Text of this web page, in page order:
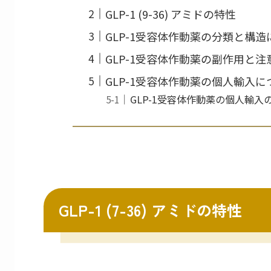
GLP-1 (9-36) アミドの特性
GLP-1受容体作動薬の分類と構造
GLP-1受容体作動薬の副作用と注
GLP-1受容体作動薬の個人輸入に
GLP-1受容体作動薬の個人輸入
GLP-1 (7-36) アミドの特性